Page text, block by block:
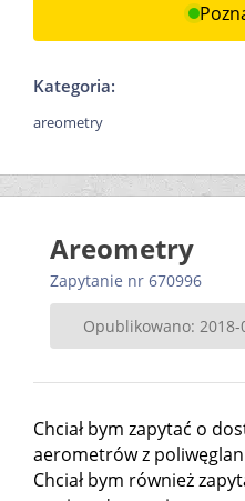
Kategoria:
areometry
Areometry
Zapytanie nr 670996
Opublikowano: 2018-
Chciał bym zapytać o
aerometrów z
Chciał bym również